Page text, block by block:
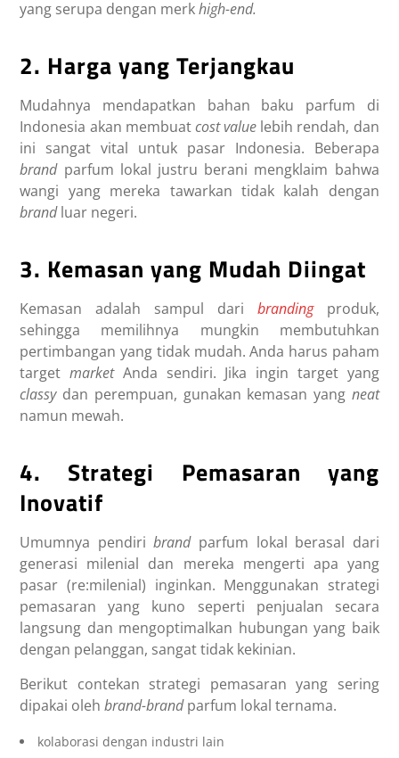
yang serupa dengan merkhigh-end.
2. Harga yang Terjangkau
Mudahnya mendapatkan bahan baku parfum di
Indonesia akan membuatcost value lebih rendah, dan
ini sangat vital untuk pasar Indonesia. Beberapa
brand parfum lokal justru berani mengklaim bahwa
wangi yang mereka tawarkan tidak kalah dengan
brandluar negeri.
3. Kemasan yang Mudah Diingat
Kemasan adalah sampul dari branding produk,
sehingga memilihnya mungkin membutuhkan
pertimbangan yang tidak mudah. Anda harus paham
targetmarket Anda sendiri. Jika ingin target yang
classy dan perempuan, gunakan kemasan yang neat
namun mewah.
4. Strategi Pemasaran yang
Inovatif
Umumnya pendiribrand parfum lokal berasal dari
generasi milenial dan mereka mengerti apa yang
pasar (re:milenial) inginkan. Menggunakan strategi
pemasaran yang kuno seperti penjualan secara
langsung dan mengoptimalkan hubungan yang baik
dengan pelanggan, sangat tidak kekinian.
Berikut contekan strategi pemasaran yang sering
dipakai olehbrand-brandparfum lokal ternama.
kolaborasi dengan industri lain